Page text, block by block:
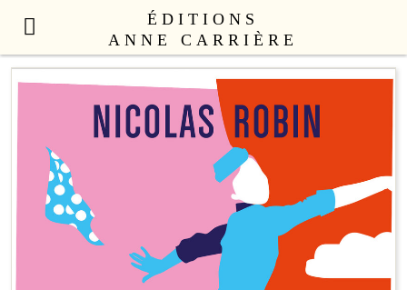
ÉDITIONS
ANNE CARRIÈRE
NOUVEAUTÉS
LITTÉRATURE FRANÇAISE
LITTÉRATURE ÉTRANGÈRE
NON FICTION
ANNE CARRIÈRE UNIVERS
SEX APPEAL